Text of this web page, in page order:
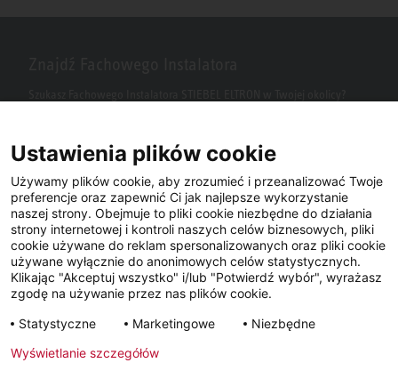
Facebook YouTube LinkedIn
Instagram
Ustawienia plików cookie
Używamy plików cookie, aby zrozumieć i przeanalizować Twoje
preferencje oraz zapewnić Ci jak najlepsze wykorzystanie
naszej strony. Obejmuje to pliki cookie niezbędne do działania
strony internetowej i kontroli naszych celów biznesowych, pliki
cookie używane do reklam spersonalizowanych oraz pliki cookie
używane wyłącznie do anonimowych celów statystycznych.
Klikając "Akceptuj wszystko" i/lub "Potwierdź wybór", wyrażasz
zgodę na używanie przez nas plików cookie.
Statystyczne
Marketingowe
Niezbędne
Wyświetlanie szczegółów